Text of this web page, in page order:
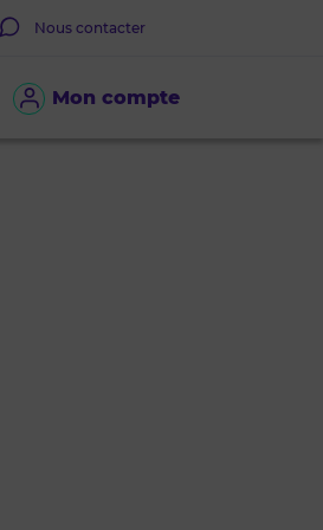
Mon compte
Nous contacter